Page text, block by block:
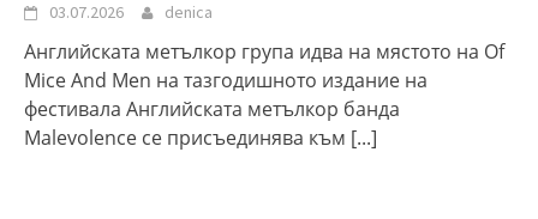
03.07.2026 denica
Английската метълкор група идва на мястото на Of
Mice And Men на тазгодишното издание на
фестивала Английската метълкор банда
Malevolence се присъединява към [...]